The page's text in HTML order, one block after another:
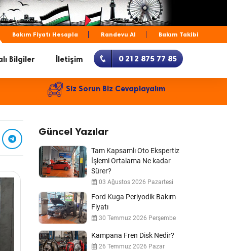
Bakım Fiyatı Hesapla Randevu Al Bakım Takibi
Bilgiler İletişim 0 212 875 77 85
Siz Sorun Biz Cevaplayalım
Güncel Yazılar
Tam Kapsamlı Oto Ekspertiz
İşlemi Ortalama Ne kadar
Sürer?
03 Ağustos 2026 Pazartesi
Ford Kuga Periyodik Bakım
Fiyatı
30 Temmuz 2026 Perşembe
Kampana Fren Disk Nedir?
26 Temmuz 2026 Pazar